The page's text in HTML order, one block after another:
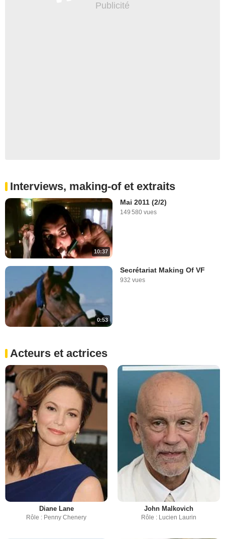
Interviews, making-of et extraits
10:37
Mai 2011 (2/2)
149 580 vues
0:53
Secrétariat Making Of VF
932 vues
Acteurs et actrices
Diane Lane
Rôle : Penny Chenery
John Malkovich
Rôle : Lucien Laurin